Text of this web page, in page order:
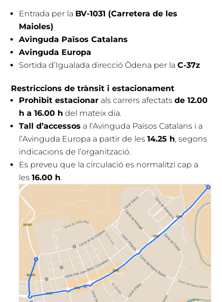
Entrada per la BV-1031 (Carretera de les
Maioles)
Avinguda Països Catalans
Avinguda Europa
Sortida d’Igualada direcció Òdena per laC-37z
Restriccions de trànsit i estacionament
Prohibit estacionar als carrers afectatsde 12.00
h a 16.00 h del mateix dia.
Tall d’accessos a l’Avinguda Països Catalans i a
l’Avinguda Europa a partir de les14.25 h, segons
indicacions de l’organització.
Es preveu que la circulació es normalitzi cap a
les16.00 h.